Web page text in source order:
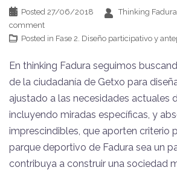
Posted 27/06/2018 Thinking Fadura
comment
Posted in Fase 2. Diseño participativo y
En thinking Fadura seguimos
de la ciudadanía de Getxo para
ajustado a las necesidades actuales
incluyendo miradas específicas, y
imprescindibles, que aporten criterio
parque deportivo de Fadura sea un
contribuya a construir una sociedad